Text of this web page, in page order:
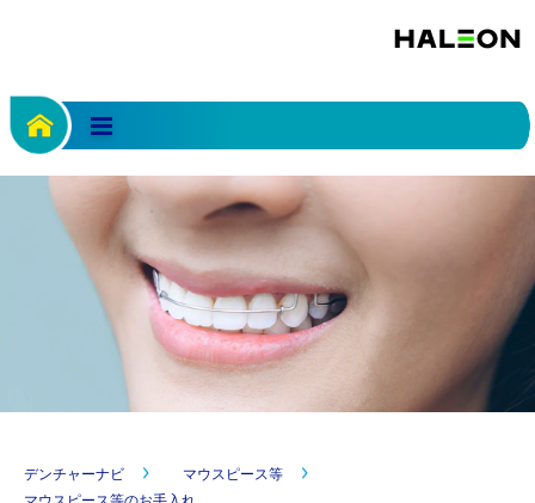
デンチャーナビ
マウスピース等